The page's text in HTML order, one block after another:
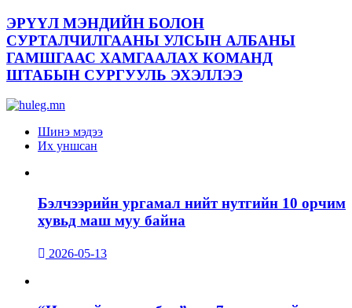
ЭРҮҮЛ МЭНДИЙН БОЛОН
СУРТАЛЧИЛГААНЫ УЛСЫН АЛБАНЫ
ГАМШГААС ХАМГААЛАХ КОМАНД
ШТАБЫН СУРГУУЛЬ ЭХЭЛЛЭЭ
Шинэ мэдээ
Их уншсан
Бэлчээрийн ургамал нийт нутгийн 10 орчим
хувьд маш муу байна
2026-05-13